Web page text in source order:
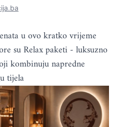
u ovo kratko vrijeme
su Relax paketi - luksuzno
kombinuju napredne
tijela